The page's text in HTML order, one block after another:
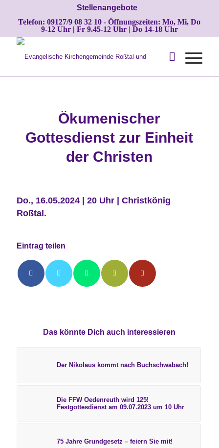
Stellenangebote
Telefon: 09127/9 08 32 10 - Öffnungszeiten: Mo, Mi, Do
9-12 Uhr | Fr 9.45-12 Uhr | Do 14-18 Uhr
Ökumenischer
Gottesdienst zur Einheit
der Christen
Do., 16.05.2024 | 20 Uhr | Christkönig
Roßtal.
Eintrag teilen
Das könnte Dich auch interessieren
Der Nikolaus kommt nach Buchschwabach!
Die FFW Oedenreuth wird 125!
Festgottesdienst am 09.07.2023 um 10 Uhr
75 Jahre Grundgesetz – feiern Sie mit!